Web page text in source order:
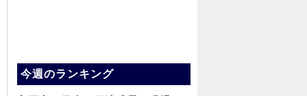
今週のランキング